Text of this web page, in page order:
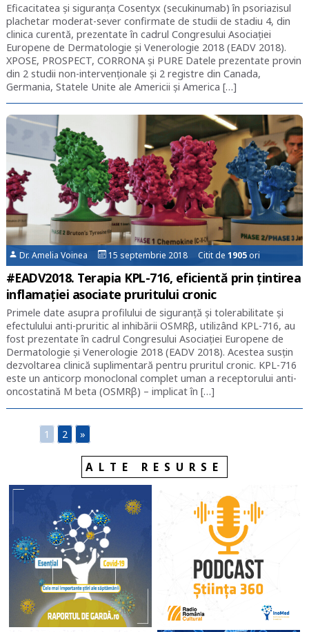
Eficacitatea și siguranța Cosentyx (secukinumab) în psoriazisul
plachetar moderat-sever confirmate de studii de stadiu 4, din
clinica curentă, prezentate în cadrul Congresului Asociației
Europene de Dermatologie și Venerologie 2018 (EADV 2018).
XPOSE, PROSPECT, CORRONA și PURE Datele prezentate provin
din 2 studii non-intervenționale și 2 registre din Canada,
Germania, Statele Unite ale Americii și America […]
Dr. Amelia Voinea 15 septembrie 2018 Citit de1905ori
#EADV2018. Terapia KPL-716, eficientă prin țintirea
inflamației asociate pruritului cronic
Primele date asupra profilului de siguranță și tolerabilitate și
efectulului anti-pruritic al inhibării OSMRβ, utilizând KPL-716, au
fost prezentate în cadrul Congresului Asociației Europene de
Dermatologie și Venerologie 2018 (EADV 2018). Acestea susțin
dezvoltarea clinică suplimentară pentru pruritul cronic. KPL-716
este un anticorp monoclonal complet uman a receptorului anti-
oncostatină M beta (OSMRβ) – implicat în […]
1 2 »
ALTE RESURSE